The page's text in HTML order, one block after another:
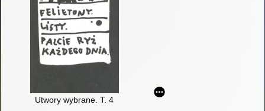
Utwory wybrane. T. 4